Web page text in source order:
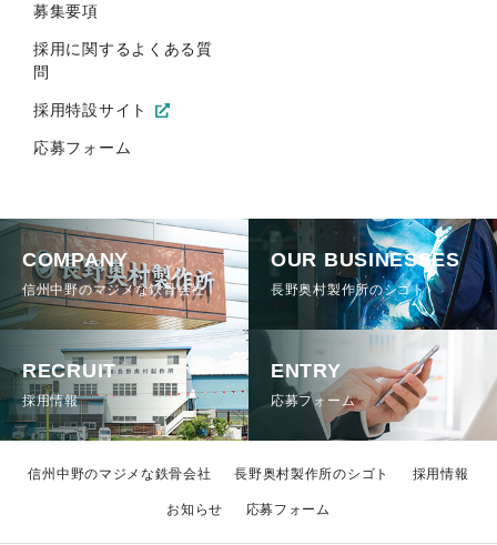
募集要項
採用に関するよくある質
問
採用特設サイト
応募フォーム
COMPANY
信州中野のマジメな鉄骨会社
OUR BUSINESSES
長野奥村製作所のシゴト
RECRUIT
採用情報
ENTRY
応募フォーム
信州中野のマジメな鉄骨会社 長野奥村製作所のシゴト 採用情報
お知らせ 応募フォーム